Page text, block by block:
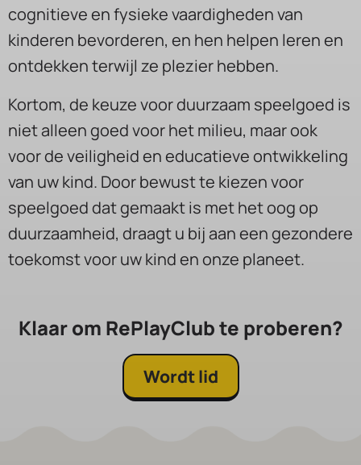
cognitieve en fysieke vaardigheden van
kinderen bevorderen, en hen helpen leren en
ontdekken terwijl ze plezier hebben.
Kortom, de keuze voorduurzaam speelgoed is
niet alleen goed voor het milieu, maar ook
voor de veiligheid en educatieve ontwikkeling
van uw kind. Door bewust te kiezen voor
speelgoed dat gemaakt is met het oog op
duurzaamheid, draagt u bij aan een gezondere
toekomst voor uw kind en onze planeet.
Klaar om RePlayClub te proberen?
Wordt lid